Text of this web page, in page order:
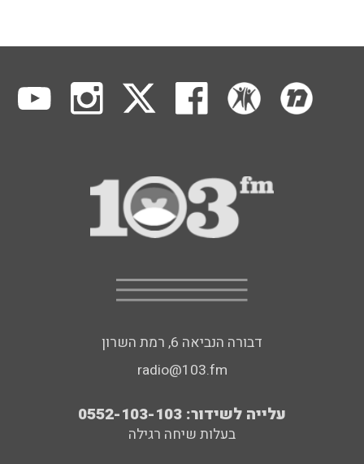
דבורה הנביאה 6, רמת השרון
radio@103.fm
עלייה לשידור: 0552-103-103
בעלות שיחה רגילה